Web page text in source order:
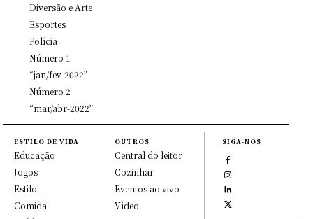
Diversão e Arte
Esportes
Polícia
Número 1
“jan/fev-2022”
Número 2
“mar/abr-2022”
ESTILO DE VIDA
Educação
Jogos
Estilo
Comida
OUTROS
Central do leitor
Cozinhar
Eventos ao vivo
Vídeo
SIGA-NOS